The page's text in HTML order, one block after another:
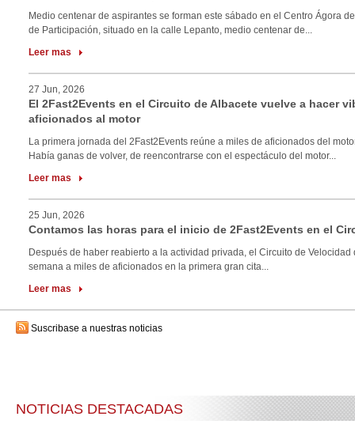
Medio centenar de aspirantes se forman este sábado en el Centro Ágora
de Participación, situado en la calle Lepanto, medio centenar de...
Leer mas
27 Jun, 2026
El 2Fast2Events en el Circuito de Albacete vuelve a hacer
aficionados al motor
La primera jornada del 2Fast2Events reúne a miles de aficionados del
Había ganas de volver, de reencontrarse con el espectáculo del motor...
Leer mas
25 Jun, 2026
Contamos las horas para el inicio de 2Fast2Events en el
Después de haber reabierto a la actividad privada, el Circuito de Velocidad
semana a miles de aficionados en la primera gran cita...
Leer mas
Suscribase a nuestras noticias
NOTICIAS DESTACADAS